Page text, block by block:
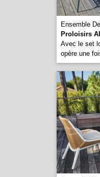
Ensemble
Proloisirs
Avec le set
opère une